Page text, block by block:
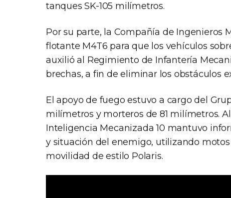
tanques SK-105 milímetros.
Por su parte, la Compañía de Ingenieros
flotante M4T6 para que los vehículos
auxilió al Regimiento de Infantería
brechas, a fin de eliminar los obstáculos
El apoyo de fuego estuvo a cargo del
milímetros y morteros de 81 milímetros.
Inteligencia Mecanizada 10 mantuvo
y situación del enemigo, utilizando
movilidad de estilo Polaris.